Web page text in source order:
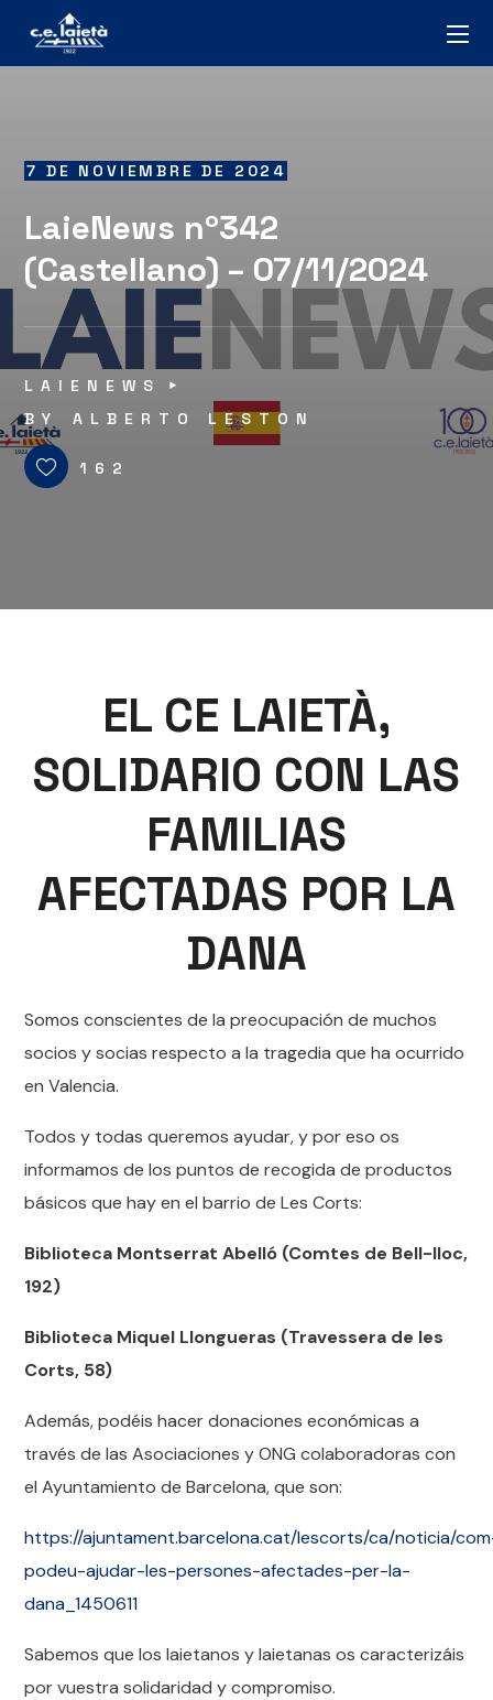
7 DE NOVIEMBRE DE 2024
LaieNews nº342
(Castellano) – 07/11/2024
LAIENEWS
BY ALBERTO LESTON
162
EL CE LAIETÀ,
SOLIDARIO CON LAS
FAMILIAS
AFECTADAS POR LA
DANA
Somos conscientes de la preocupación de muchos
socios y socias respecto a la tragedia que ha ocurrido
en Valencia.
Todos y todas queremos ayudar, y por eso os
informamos de los puntos de recogida de productos
básicos que hay en el barrio de Les Corts:
Biblioteca Montserrat Abelló (Comtes de Bell-lloc,
192)
Biblioteca Miquel Llongueras (Travessera de les
Corts, 58)
Además, podéis hacer donaciones económicas a
través de las Asociaciones y ONG colaboradoras con
el Ayuntamiento de Barcelona, que son:
https://ajuntament.barcelona.cat/lescorts/ca/noticia/
podeu-ajudar-les-persones-afectades-per-la-
dana_1450611
Sabemos que los laietanos y laietanas os caracterizáis
por vuestra solidaridad y compromiso.